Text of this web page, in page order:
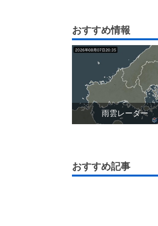
おすすめ情報
雨雲レーダー
おすすめ記事